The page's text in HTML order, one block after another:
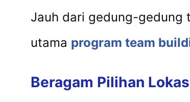
Jauh dari gedung-gedung
utama program team
Beragam Pilihan